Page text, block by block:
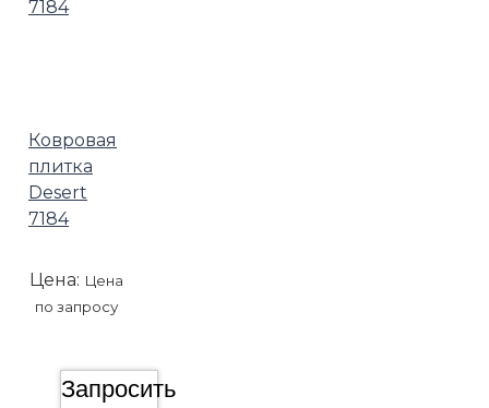
Ковровая
плитка
Desert
7184
Цена: Цена
по запросу
Запросить